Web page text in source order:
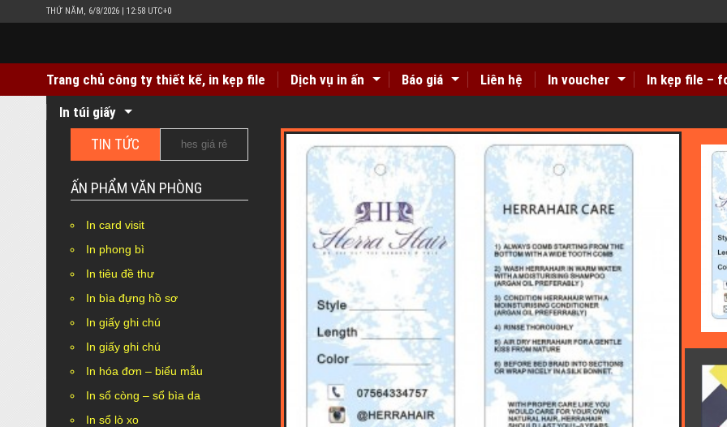
THỨ NĂM, 6/8/2026 | 12:58 UTC+0
Trang chủ công ty thiết kế, in kẹp file Dịch vụ in ấn Báo giá Liên hệ In voucher In kẹp file –
In túi giấy
TIN TỨC
mác quần áo giấy Couches giá rẻ In hộp giấy Duplex bồi carton giá rẻ ở đâu Hà Nội?? Địa chỉ in tem decal giấy giá rẻ
ẤN PHẨM VĂN PHÒNG
In card visit
In phong bì
In tiêu đề thư
In bìa đựng hồ sơ
In giấy ghi chú
In giấy ghi chú
In hóa đơn – biểu mẫu
In sổ còng – sổ bìa da
In sổ lò xo